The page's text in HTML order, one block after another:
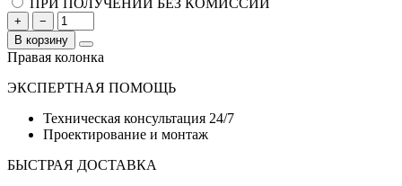
ПРИ ПОЛУЧЕНИИ БЕЗ КОМИССИИ
+
−
В корзину
Правая колонка
ЭКСПЕРТНАЯ ПОМОЩЬ
Техническая консультация 24/7
Проектирование и монтаж
БЫСТРАЯ ДОСТАВКА